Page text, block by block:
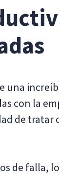
una
con la
de tratar
de falla,